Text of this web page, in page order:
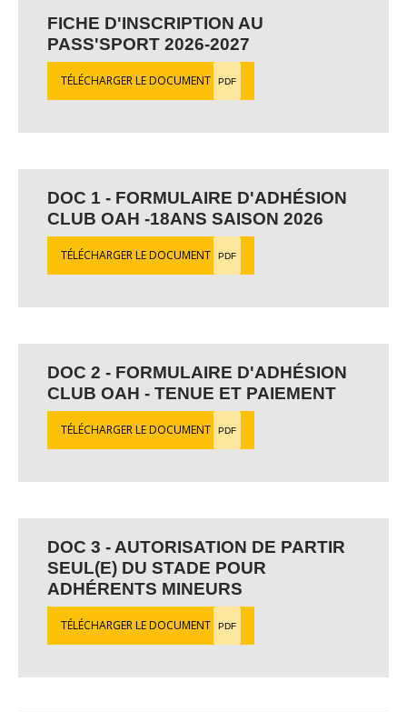
FICHE D'INSCRIPTION AU
PASS'SPORT 2026-2027
TÉLÉCHARGER LE DOCUMENT PDF
DOC 1 - FORMULAIRE D'ADHÉSION
CLUB OAH -18ANS SAISON 2026
TÉLÉCHARGER LE DOCUMENT PDF
DOC 2 - FORMULAIRE D'ADHÉSION
CLUB OAH - TENUE ET PAIEMENT
TÉLÉCHARGER LE DOCUMENT PDF
DOC 3 - AUTORISATION DE PARTIR
SEUL(E) DU STADE POUR
ADHÉRENTS MINEURS
TÉLÉCHARGER LE DOCUMENT PDF